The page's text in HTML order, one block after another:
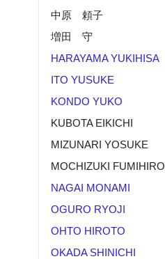
中原 頼子
増田 守
HARAYAMA YUKIHISA
ITO YUSUKE
KONDO YUKO
KUBOTA EIKICHI
MIZUNARI YOSUKE
MOCHIZUKI FUMIHIRO
NAGAI MONAMI
OGURO RYOJI
OHTO HIROTO
OKADA SHINICHI